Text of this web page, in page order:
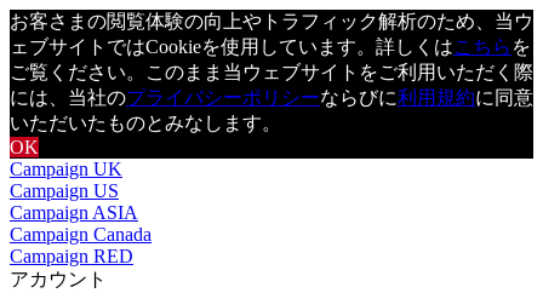
お客さまの閲覧体験の向上やトラフィック解析のため、当ウ
ェブサイトではCookieを使用しています。詳しくはこちら を
ご覧ください。このまま当ウェブサイトをご利用いただく際
には、当社のプライバシーポリシーならびに利用規約に同意
いただいたものとみなします。
OK
Campaign UK
Campaign US
Campaign ASIA
Campaign Canada
Campaign RED
アカウント